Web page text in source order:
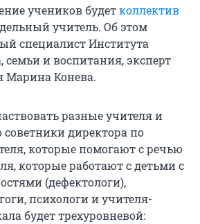
учеников будетколлектив
учитель. Об этом
специалист Института
семьи и воспитания, эксперт
Конева.
разные учителя и
директора по
которые помогают с речью
которые работают с детьми с
(дефектологи),
психологи и учителя-
будет трехуровневой: